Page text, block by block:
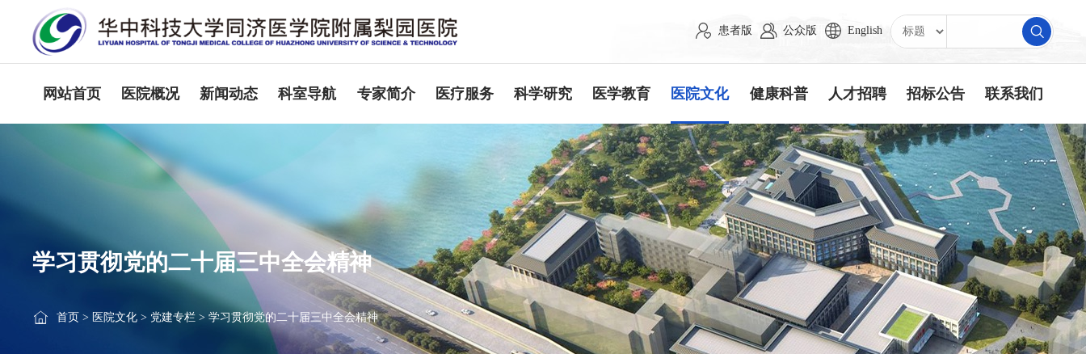
患者版 公众版 English
网站首页 医院概况 新闻动态 科室导航 专家简介 医疗服务 科学研究 医学教育 医院文化 健康科普 人才招聘 招标公告 联系我们
学习贯彻党的二十届三中全会精神
首页 > 医院文化 > 党建专栏 >学习贯彻党的二十届三中全会精神